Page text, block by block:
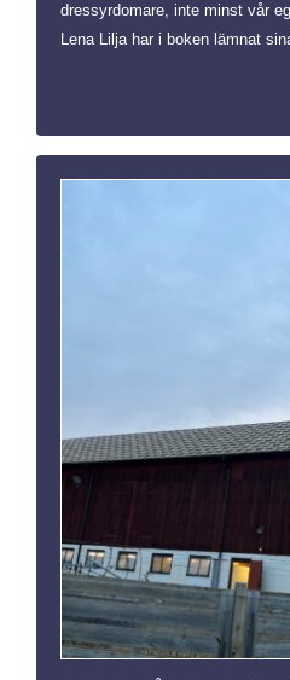
dressyrdomare, inte minst vår
Lena Lilja har i boken lämnat